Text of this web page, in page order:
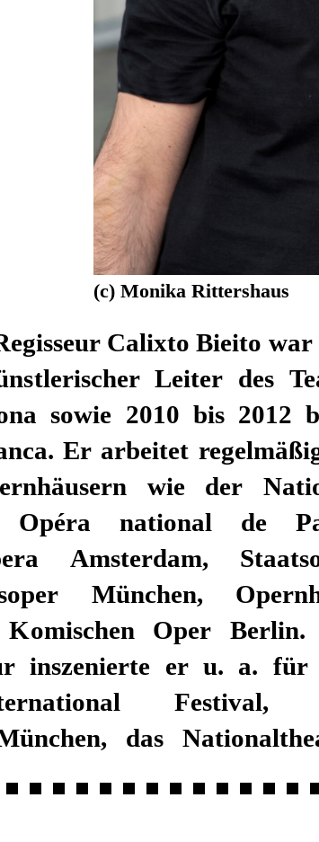
(c) Monika Rittershaus
Calixto Bieito war
Leiter des
sowie 2010 bis 2012
Er arbeitet
wie der
Opéra national de
Amsterdam,
München,
Oper Berlin.
in­szenierte er u. a. für
Festival,
das
Bergen Festival in
Bieito von der
Europa den
er mit dem
ausgezeichnet. 2014
durch die
in Oviedo. Seit 2017
des Teatro